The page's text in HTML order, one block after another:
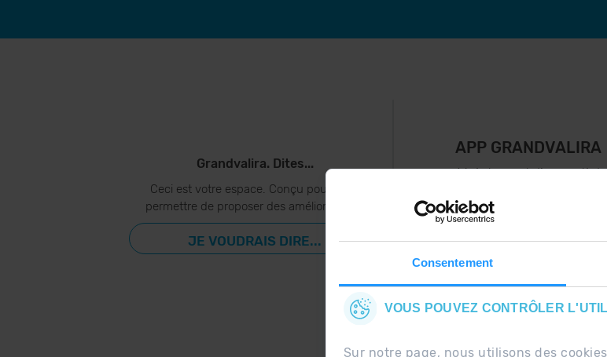
Consentement
VOUS POUVEZ CONTRÔLER
Sur notre page, nous utilisons des
Grandvalira. Dites...
Ceci est votre espace. Conçu pour vous
permettre de proposer des améliorations..
JE VOUDRAIS DIRE...
APP GRANDVALIRA
Maintenant, l'essentiel